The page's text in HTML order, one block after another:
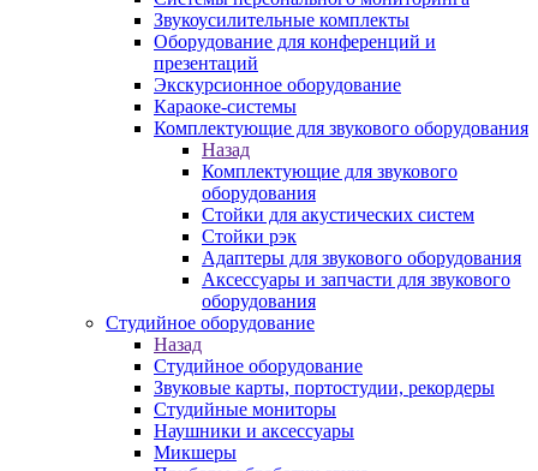
Звукоусилительные комплекты
Оборудование для конференций и
презентаций
Экскурсионное оборудование
Караоке-системы
Комплектующие для звукового оборудования
Назад
Комплектующие для звукового
оборудования
Стойки для акустических систем
Стойки рэк
Адаптеры для звукового оборудования
Аксессуары и запчасти для звукового
оборудования
Студийное оборудование
Назад
Студийное оборудование
Звуковые карты, портостудии, рекордеры
Студийные мониторы
Наушники и аксессуары
Микшеры